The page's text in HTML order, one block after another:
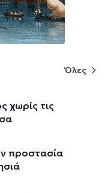
Όλες
χωρίς τις
προστασία